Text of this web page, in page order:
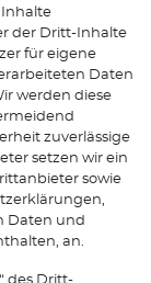
Inhalte
der Dritt-Inhalte
für eigene
Daten
werden diese
zuverlässige
setzen wir ein
sowie
Daten und
an.
des Dritt-